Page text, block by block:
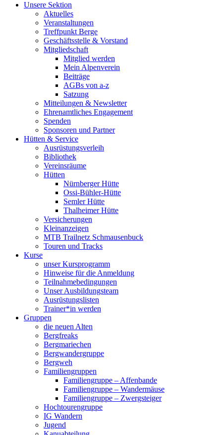
Unsere Sektion
Aktuelles
Veranstaltungen
Treffpunkt Berge
Geschäftsstelle & Vorstand
Mitgliedschaft
Mitglied werden
Mein Alpenverein
Beiträge
AGBs von a-z
Satzung
Mitteilungen & Newsletter
Ehrenamtliches Engagement
Spenden
Sponsoren und Partner
Hütten & Service
Ausrüstungsverleih
Bibliothek
Vereinsräume
Hütten
Nürnberger Hütte
Ossi-Bühler-Hütte
Semler Hütte
Thalheimer Hütte
Versicherungen
Kleinanzeigen
MTB Trailnetz Schmausenbuck
Touren und Tracks
Kurse
unser Kursprogramm
Hinweise für die Anmeldung
Teilnahmebedingungen
Unser Ausbildungsteam
Ausrüstungslisten
Trainer*in werden
Gruppen
die neuen Alten
Bergfreaks
Bergmariechen
Bergwandergruppe
Bergweh
Familiengruppen
Familiengruppe – Affenbande
Familiengruppe – Wandermäuse
Familiengruppe – Zwergsteiger
Hochtourengruppe
IG Wandern
Jugend